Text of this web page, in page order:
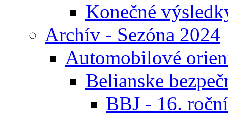
Konečné
Archív - Sezóna 2024
Automobilové
Belianske
BBJ - 16.